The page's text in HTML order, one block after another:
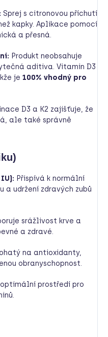
Sprej s citronovou příchutí
kapky. Aplikace pomocí
a přesná.
Produkt neobsahuje
aditiva. Vitamin D3
je 100% vhodný pro
D3 a K2 zajišťuje, že
ale také správně
Přispívá k normální
a udržení zdravých zubů
srážlivost krve a
a zdravé.
na antioxidanty,
obranyschopnost.
prostředí pro